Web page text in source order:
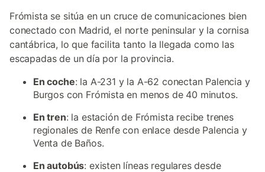
Frómista se sitúa en un cruce de comunicaciones bien
conectado con Madrid, el norte peninsular y la cornisa
cantábrica, lo que facilita tanto la llegada como las
escapadas de un día por la provincia.
En coche: la A-231 y la A-62 conectan Palencia y
Burgos con Frómista en menos de 40 minutos.
En tren: la estación de Frómista recibe trenes
regionales de Renfe con enlace desde Palencia y
Venta de Baños.
En autobús: existen líneas regulares desde